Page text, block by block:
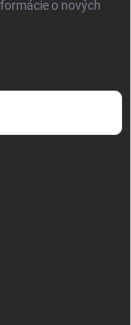
o nových